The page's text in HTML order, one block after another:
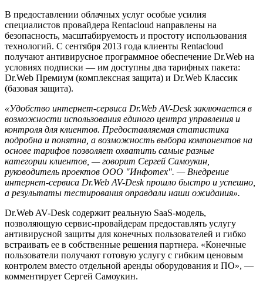
В предоставлении облачных услуг особые усилия
специалистов провайдера Rentacloud направлены на
безопасность, масштабируемость и простоту использования
технологий. С сентября 2013 года клиенты Rentacloud
получают антивирусное программное обеспечение Dr.Web на
условиях подписки — им доступны два тарифных пакета:
Dr.Web Премиум (комплексная защита) и Dr.Web Классик
(базовая защита).
«Удобство интернет-сервиса Dr.Web AV-Desk заключается в
возможности использования единого центра управления и
контроля для клиентов. Предоставляемая статистика
подробна и понятна, а возможность выбора компонентов на
основе тарифов позволяет охватить самые разные
категории клиентов, — говорит Сергей Самоукин,
руководитель проектов ООО "Инфотех". — Внедрение
интернет-сервиса Dr.Web AV-Desk прошло быстро и успешно,
а результаты тестирования оправдали наши ожидания».
Dr.Web AV-Desk содержит реальную SaaS-модель,
позволяющую сервис-провайдерам предоставлять услугу
антивирусной защиты для конечных пользователей и гибко
встраивать ее в собственные решения партнера. «Конечные
пользователи получают готовую услугу с гибким ценовым
контролем вместо отдельной аренды оборудования и ПО», —
комментирует Сергей Самоукин.